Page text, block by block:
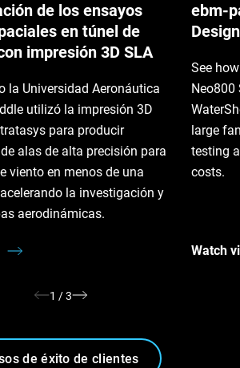
de los ensayos
en túnel de
impresión 3D SLA
la Universidad Aeronáutica
utilizó la impresión 3D
para producir
alas de alta precisión para
viento en menos de una
la investigación y
aerodinámicas.
See
Neo800
large
testing
costs.
Watch
1 /3
de éxito de clientes